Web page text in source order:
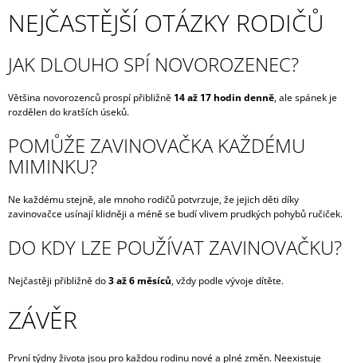
NEJČASTĚJŠÍ OTÁZKY RODIČŮ
JAK DLOUHO SPÍ NOVOROZENEC?
Většina novorozenců prospí přibližně 14 až 17 hodin denně, ale spánek je
rozdělen do kratších úseků.
POMŮŽE ZAVINOVAČKA KAŽDÉMU
MIMINKU?
Ne každému stejně, ale mnoho rodičů potvrzuje, že jejich děti díky
zavinovačce usínají klidněji a méně se budí vlivem prudkých pohybů ručiček.
DO KDY LZE POUŽÍVAT ZAVINOVAČKU?
Nejčastěji přibližně do3 až 6 měsíců, vždy podle vývoje dítěte.
ZÁVĚR
První týdny života jsou pro každou rodinu nové a plné změn. Neexistuje